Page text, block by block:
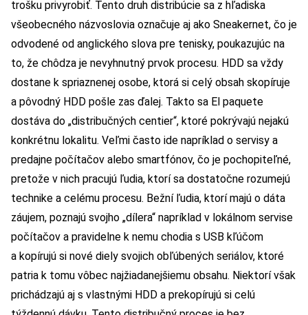
trošku privyrobiť. Tento druh distribúcie sa z hľadiska
všeobecného názvoslovia označuje aj ako Sneakernet, čo je
odvodené od anglického slova pre tenisky, poukazujúc na
to, že chôdza je nevyhnutný prvok procesu. HDD sa vždy
dostane k spriaznenej osobe, ktorá si celý obsah skopíruje
a pôvodný HDD pošle zas ďalej. Takto sa El paquete
dostáva do „distribučných centier“, ktoré pokrývajú nejakú
konkrétnu lokalitu. Veľmi často ide napríklad o servisy a
predajne počítačov alebo smartfónov, čo je pochopiteľné,
pretože v nich pracujú ľudia, ktorí sa dostatočne rozumejú
technike a celému procesu. Bežní ľudia, ktorí majú o dáta
záujem, poznajú svojho „dílera“ napríklad v lokálnom servise
počítačov a pravidelne k nemu chodia s USB kľúčom
a kopírujú si nové diely svojich obľúbených seriálov, ktoré
patria k tomu vôbec najžiadanejšiemu obsahu. Niektorí však
prichádzajú aj s vlastnými HDD a prekopírujú si celú